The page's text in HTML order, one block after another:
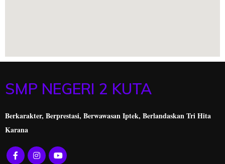
SMP NEGERI 2 KUTA
Berkarakter, Berprestasi, Berwawasan Iptek, Berlandaskan Tri Hita
Karana